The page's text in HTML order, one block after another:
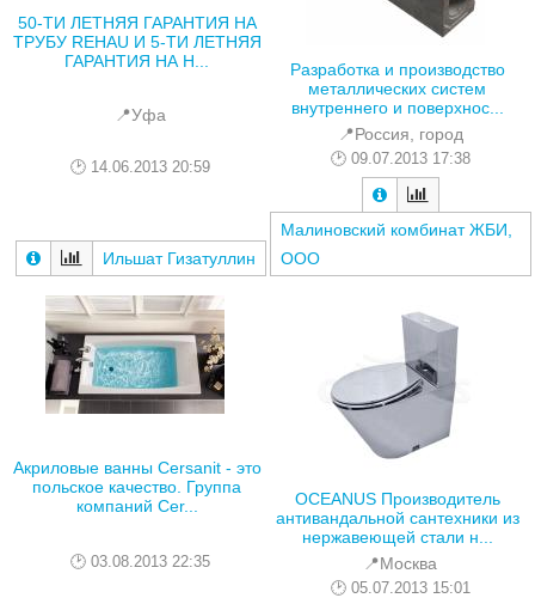
50-ТИ ЛЕТНЯЯ ГАРАНТИЯ НА
ТРУБУ REHAU И 5-ТИ ЛЕТНЯЯ
ГАРАНТИЯ НА Н...
📍Уфа
14.06.2013 20:59
Ильшат Гизатуллин
Разработка и производство
металлических систем
внутреннего и поверхнос...
📍Россия, город
09.07.2013 17:38
Малиновский комбинат ЖБИ,
ООО
Акриловые ванны Cersanit - это
польское качество. Группа
компаний Cer...
03.08.2013 22:35
OCEANUS Производитель
антивандальной сантехники из
нержавеющей стали н...
📍Москва
05.07.2013 15:01